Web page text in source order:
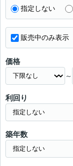
指定しない
販売中のみ表示
価格
～
利回り
築年数